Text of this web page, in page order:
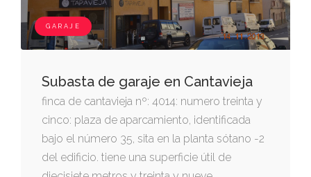
GARAJE
Subasta de garaje en Cantavieja
finca de cantavieja nº: 4014: numero treinta y
cinco: plaza de aparcamiento, identificada
bajo el número 35, sita en la planta sótano -2
del edificio. tiene una superficie útil de